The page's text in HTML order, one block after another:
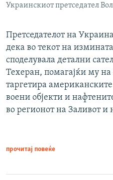
Украинскиот претседател
Претседателот на
дека во текот на
споделувала детални
Техеран, помагајќи му
таргетира
воени објекти и
во регионот на Заливот и
прочитај повеќе